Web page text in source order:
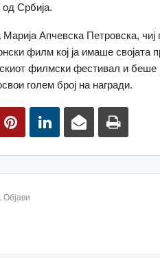
Србија.
Апчевска Петровска,
филм кој ја имаше својата
филмски фестивал и беше
голем број на награди.
Објави